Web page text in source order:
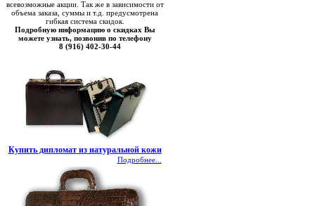
всевозможные акции. Так же в зависимости от
объема заказа, суммы и т.д. предусмотрена
гибкая система скидок.
Подробную информацию о скидках Вы
можете узнать, позвонив по телефону
8 (916) 402-30-44
Купить дипломат из натуральной кожи
Подробнее...